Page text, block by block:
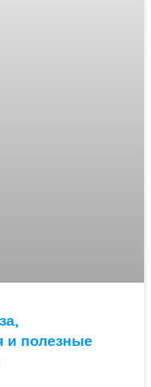
и полезные